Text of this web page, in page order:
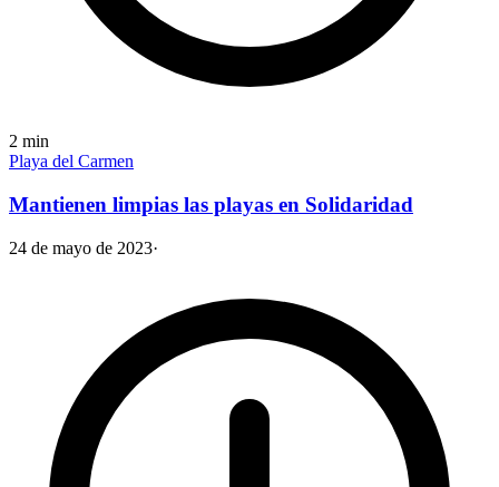
2 min
Playa del Carmen
Mantienen limpias las playas en Solidaridad
24 de mayo de 2023·